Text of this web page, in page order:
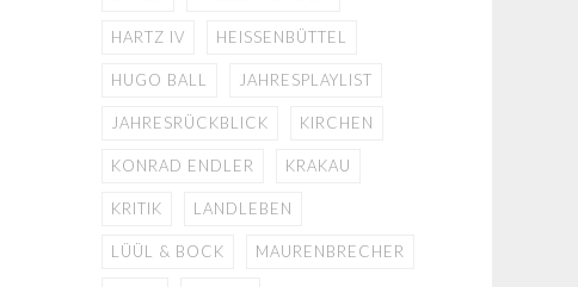
HARTZ IV HEISSENBÜTTEL
HUGO BALL JAHRESPLAYLIST
JAHRESRÜCKBLICK KIRCHEN
KONRAD ENDLER KRAKAU
KRITIK LANDLEBEN
LÜÜL & BOCK MAURENBRECHER